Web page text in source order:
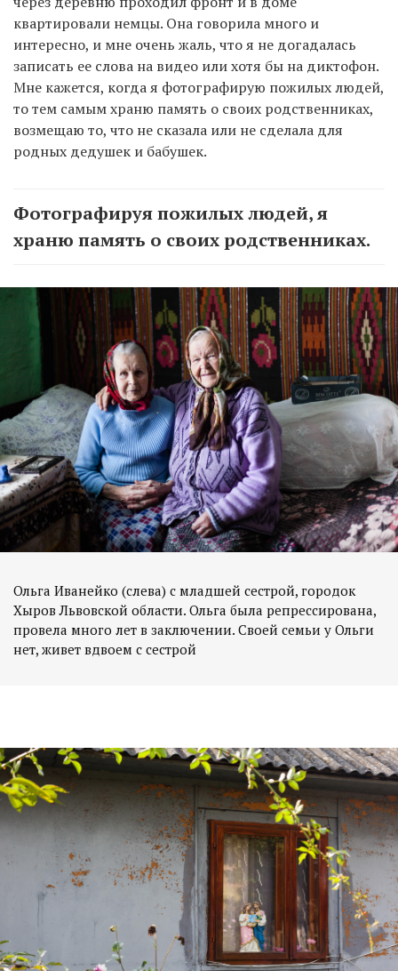
квартировали немцы. Она говорила много и
интересно, и мне очень жаль, что я не догадалась
записать ее слова на видео или хотя бы на диктофон.
Мне кажется, когда я фотографирую пожилых людей,
то тем самым храню память о своих родственниках,
возмещаю то, что не сказала или не сделала для
родных дедушек и бабушек.
Фотографируя пожилых людей, я
храню память о своих родственниках.
Ольга Иванейко (слева) с младшей сестрой, городок
Хыров Львовской области. Ольга была репрессирована,
провела много лет в заключении. Своей семьи у Ольги
нет, живет вдвоем с сестрой